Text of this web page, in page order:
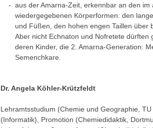
- aus der Amarna-Zeit, erkennbar an den im
wiedergegebenen Körperformen: den
und Füßen, den hohen engen Taillen über
Aber nicht Echnaton und Nofretete dürften
deren Kinder, die 2. Amarna-Generation:
Semenchkare.
Dr. Angela Köhler-Krützfeldt
Lehramtsstudium (Chemie und Geographie,
(Informatik), Promotion (Chemiedidaktik,